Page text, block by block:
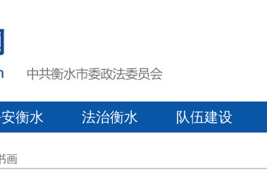
衡水 法治衡水 队伍建设
画